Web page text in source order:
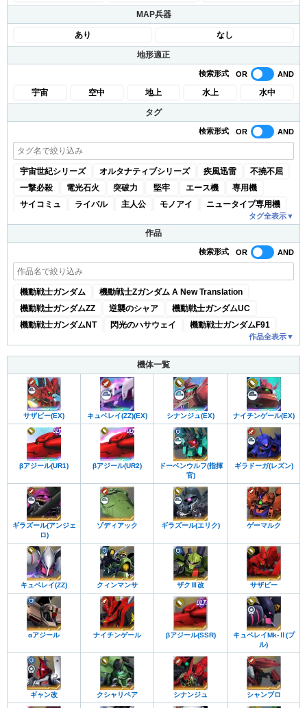
MAP兵器
あり なし
地形適正
検索形式
宇宙 空中 地上 水上 水中
タグ
検索形式
宇宙世紀シリーズ オルタナティブシリーズ 疾風迅雷
不撓不屈
一撃必殺
電光石火 突破力 堅牢 エース機
専用機
サイコミュ
ライバル 主人公 モノアイ
ニュータイプ専用機
地球連邦軍(AGE)
地球圏統一連合
ジオン公国軍
エゥーゴ
ティターンズ
各国代表
明鏡止水
デビルガンダム軍団
モビル・トレース・システム
Wシリーズ
オペレーション・メテオ
ゼロシステム
OZ サンクキングダム
ホワイトファング
サーペントテール
アロウズ
AEU
人類革新連盟
AGEシステム
ヴェイガン
ギャラルホルン
タービンズ
阿頼耶識システム
阿頼耶識TypeE
神経接続システム
GUND-ARM
リユース・サイコ・デバイス
ALICE
クロスボーン・バンガード
リガ・ミリティア
ザンスカール帝国
ディアナカウンター ナノスキン
ミリシャ
キャピタル・アーミィ
トワサンガ メガファウナ
ガンダム
ザク
ジム タンク 地上用 水中用 空中用
傭兵
指揮官機
赤色 白色
GGENERATIONシリーズ
SSR以下
アルティメット
タグ全表示▼
作品
検索形式
機動戦士ガンダム
機動戦士Zガンダム A New Translation
機動戦士ガンダムZZ
逆襲のシャア
機動戦士ガンダムUC
機動戦士ガンダムNT
閃光のハサウェイ
機動戦士ガンダムF91
新機動戦記ガンダムW Endless Waltz
機動新世紀ガンダムX
機動戦士ガンダムSEED
機動戦士ガンダムSEED DESTINY
機動戦士ガンダム00
機動戦士ガンダムAGE
鉄血のオルフェンズ
水星の魔女
THE ORIGIN MS IGLOO
MS IGLOO 603
MS IGLOO2 重力戦線
第08MS小隊
CROSS DIMENSION 0079
ガンダム外伝 THE BLUE DESTINY
ガンダム外伝 ザ・ブルー・ディスティニー
ガンダム外伝 ミッシングリンク
サンダーボルト
0080 ポケットの中の戦争
ガンダム戦記 BATTLEFIELD RECORD UC0081
機動戦士Gundam GQuuuuuuX
0083 STARDUST MEMORY
0083 REBELLION
機動戦士ガンダム カタナ
エコール・デュ・シエル 天空の学校
ADVANCE OF Z ティターンズの旗のもとに
機動戦士Zガンダム
機動戦士Zガンダム Define
ガンダム新体験0087 グリーンダイバーズ
GUNDAM SENTINEL
ヴァルプルギス
ダブルフェイク アンダー・ザ・ガンダム
機動戦士ガンダムF90
F90クラスター
フォーミュラー戦記0122
シルエットフォーミュラ91
機動戦士クロスボーン・ガンダム
機動戦士Vガンダム
W デュアルストーリー G-UNIT
Endless Waltz 敗者たちの栄光
BATTLEFIELD OF PACIFIST
∀ガンダム
SEED ASTRAY SEED ASTRAY R
作品全表示▼
機体一覧
サザビー(EX) キュベレイ(ZZ)(EX) シナンジュ(EX) ナイチンゲール(EX)
βアジール(UR1) βアジール(UR2)
ドーベンウルフ(指揮
官)
ギラドーガ(レズン)
ギラズール(アンジェ
ロ)
ゾディアック ギラズール(エリク) ゲーマルク
キュベレイ(ZZ) クィンマンサ ザクⅢ改 サザビー
αアジール ナイチンゲール βアジール(SSR)
キュベレイMk-Ⅱ(プ
ル)
ギャン改 クシャリペア シナンジュ シャンブロ